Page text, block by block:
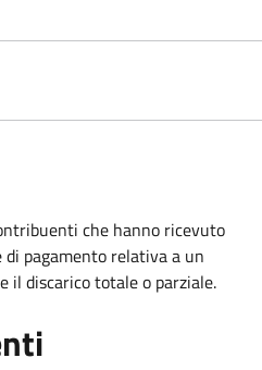
che hanno ricevuto
pagamento relativa a un
il discarico totale o parziale.